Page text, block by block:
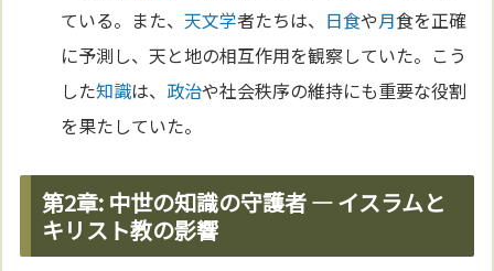
ている。また、天文学者たちは、 日食や月食を正確
に予測し、天と地の相互作用を観察していた。こう
した知識は、 政治や社会秩序の維持にも重要な役割
を果たしていた。
第2章: 中世の知識の守護者 — イスラムと
キリスト教の影響